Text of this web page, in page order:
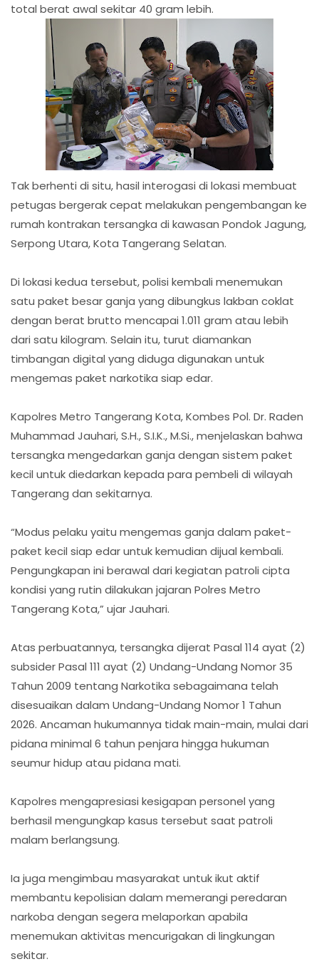
total berat awal sekitar 40 gram lebih.
Tak berhenti di situ, hasil interogasi di lokasi membuat
petugas bergerak cepat melakukan pengembangan ke
rumah kontrakan tersangka di kawasan Pondok Jagung,
Serpong Utara, Kota Tangerang Selatan.
Di lokasi kedua tersebut, polisi kembali menemukan
satu paket besar ganja yang dibungkus lakban coklat
dengan berat brutto mencapai 1.011 gram atau lebih
dari satu kilogram. Selain itu, turut diamankan
timbangan digital yang diduga digunakan untuk
mengemas paket narkotika siap edar.
Kapolres Metro Tangerang Kota, Kombes Pol. Dr. Raden
Muhammad Jauhari, S.H., S.I.K., M.Si., menjelaskan bahwa
tersangka mengedarkan ganja dengan sistem paket
kecil untuk diedarkan kepada para pembeli di wilayah
Tangerang dan sekitarnya.
“Modus pelaku yaitu mengemas ganja dalam paket-
paket kecil siap edar untuk kemudian dijual kembali.
Pengungkapan ini berawal dari kegiatan patroli cipta
kondisi yang rutin dilakukan jajaran Polres Metro
Tangerang Kota,” ujar Jauhari.
Atas perbuatannya, tersangka dijerat Pasal 114 ayat (2)
subsider Pasal 111 ayat (2) Undang-Undang Nomor 35
Tahun 2009 tentang Narkotika sebagaimana telah
disesuaikan dalam Undang-Undang Nomor 1 Tahun
2026. Ancaman hukumannya tidak main-main, mulai dari
pidana minimal 6 tahun penjara hingga hukuman
seumur hidup atau pidana mati.
Kapolres mengapresiasi kesigapan personel yang
berhasil mengungkap kasus tersebut saat patroli
malam berlangsung.
Ia juga mengimbau masyarakat untuk ikut aktif
membantu kepolisian dalam memerangi peredaran
narkoba dengan segera melaporkan apabila
menemukan aktivitas mencurigakan di lingkungan
sekitar.